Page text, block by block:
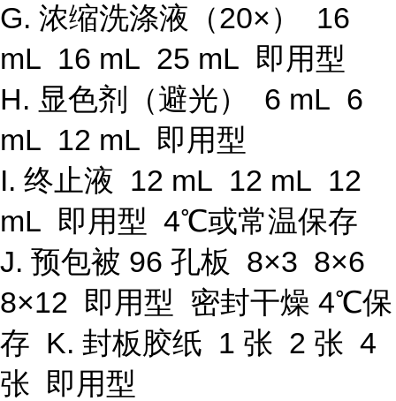
G. 浓缩洗涤液（20×） 16
mL 16 mL 25 mL 即用型
H. 显色剂（避光） 6 mL 6
mL 12 mL 即用型
I. 终止液 12 mL 12 mL 12
mL 即用型 4℃或常温保存
J. 预包被 96 孔板 8×3 8×6
8×12 即用型 密封干燥 4℃保
存 K. 封板胶纸 1 张 2 张 4
张 即用型